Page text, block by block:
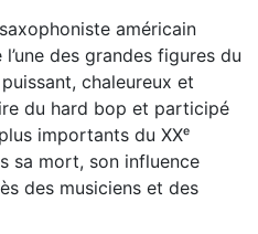
américain
des grandes figures du
chaleureux et
du hard bop et participé
importants du XXᵉ
sa mort, son influence
des musiciens et des